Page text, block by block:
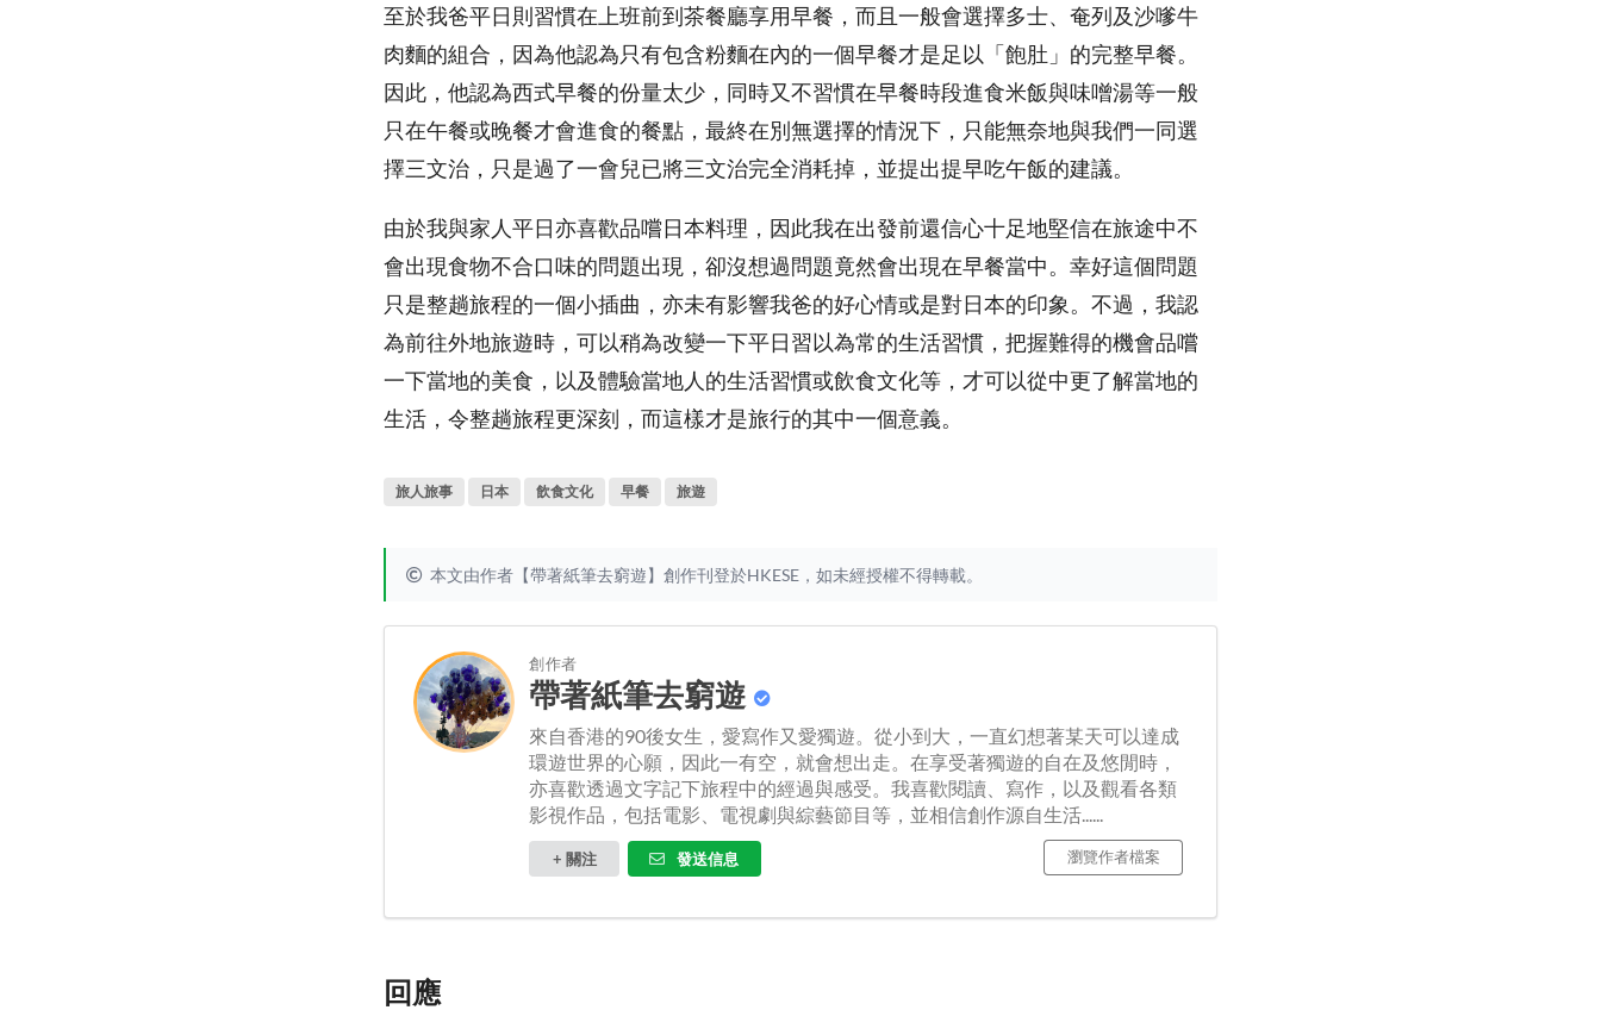
至於我爸平日則習慣在上班前到茶餐廳享用早餐，而且一般會選擇多士、奄列及沙嗲牛
肉麵的組合，因為他認為只有包含粉麵在內的一個早餐才是足以「飽肚」的完整早餐。
因此，他認為西式早餐的份量太少，同時又不習慣在早餐時段進食米飯與味噌湯等一般
只在午餐或晚餐才會進食的餐點，最終在別無選擇的情況下，只能無奈地與我們一同選
擇三文治，只是過了一會兒已將三文治完全消耗掉，並提出提早吃午飯的建議。
由於我與家人平日亦喜歡品嚐日本料理，因此我在出發前還信心十足地堅信在旅途中不
會出現食物不合口味的問題出現，卻沒想過問題竟然會出現在早餐當中。幸好這個問題
只是整趟旅程的一個小插曲，亦未有影響我爸的好心情或是對日本的印象。不過，我認
為前往外地旅遊時，可以稍為改變一下平日習以為常的生活習慣，把握難得的機會品嚐
一下當地的美食，以及體驗當地人的生活習慣或飲食文化等，才可以從中更了解當地的
生活，令整趟旅程更深刻，而這樣才是旅行的其中一個意義。
旅人旅事 日本 飲食文化 早餐 旅遊
本文由作者【帶著紙筆去窮遊】創作刊登於HKESE，如未經授權不得轉載。
創作者
帶著紙筆去窮遊
來自香港的90後女生，愛寫作又愛獨遊。從小到大，一直幻想著某天可以達成
環遊世界的心願，因此一有空，就會想出走。在享受著獨遊的自在及悠閒時，
亦喜歡透過文字記下旅程中的經過與感受。我喜歡閱讀、寫作，以及觀看各類
影視作品，包括電影、電視劇與綜藝節目等，並相信創作源自生活......
+ 關注 發送信息 瀏覽作者檔案
回應